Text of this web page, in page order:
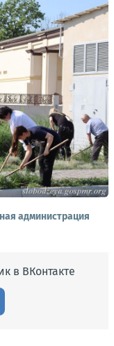
администрация
в ВКонтакте